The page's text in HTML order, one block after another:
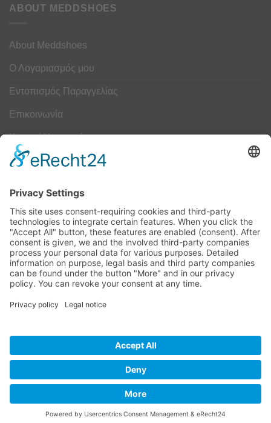
ABOUT MEDDSHOES
About Meddshoes
Ο Λογαριασμός μου
Εντοπισμός Παραγγελίας
Επικοινωνία
Κουμπί Υπαναχώρησης
Camper Οδηγός Μεγεθών
ΤΕΧΝΟΛΟΓΙΑ
Τεχνολογία
On
Delivery
TransferCard
Visa
Electron
Powered by Meddshoes©
WITHDRAW FROM CONTRACT